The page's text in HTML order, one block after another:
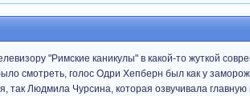
"Римские каникулы" в какой-то жуткой
смотреть, голос Одри Хепберн был как у
Людмила Чурсина, которая озвучивала главную